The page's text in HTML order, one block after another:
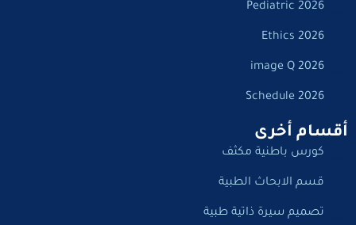
Pediatric 2026
Ethics 2026
image Q 2026
Schedule 2026
أقسام أخرى
كورس باطنية مكثف
قسم الابحاث الطبية
تصميم سيرة ذاتية طبية